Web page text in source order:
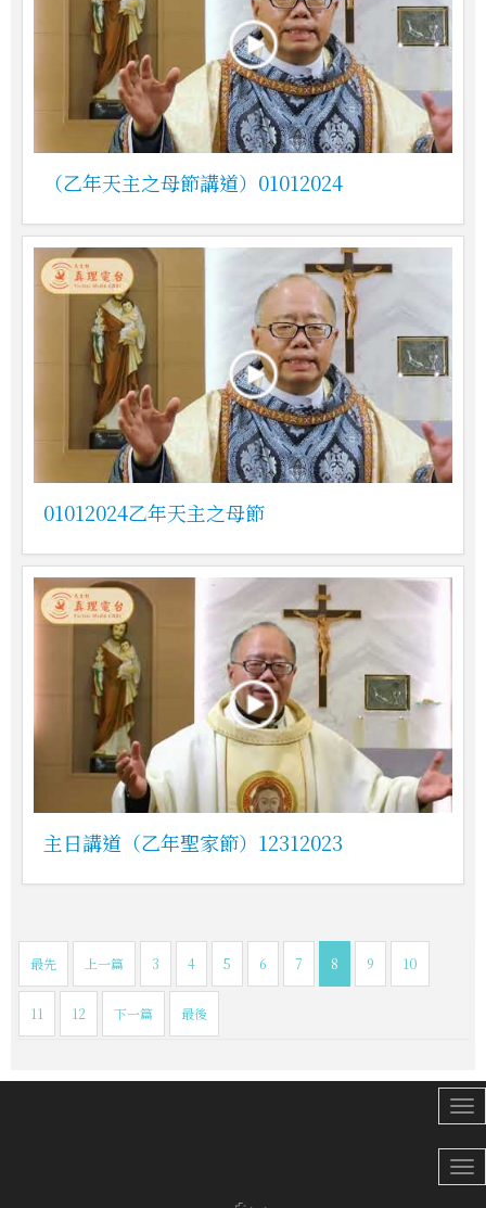
（乙年天主之母節講道）01012024
01012024乙年天主之母節
主日講道（乙年聖家節）12312023
最先 上一篇 3 4 5 6 7 8 9 10
11 12 下一篇 最後